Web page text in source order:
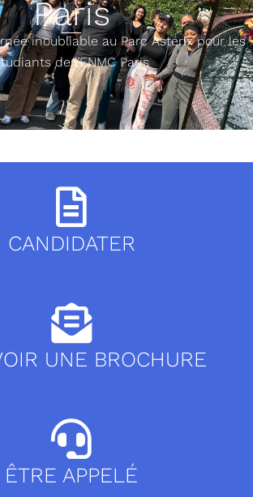
Paris
inoubliable au Parc Astérix pour les
de l’ENMC Paris
CANDIDATER
UNE BROCHURE
ÊTRE APPELÉ